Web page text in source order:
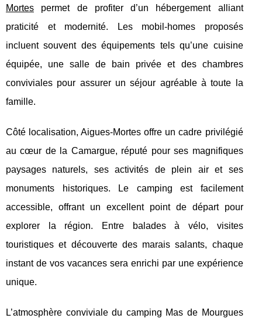
Mortes permet de profiter d’un hébergement alliant
praticité et modernité. Les mobil-homes proposés
incluent souvent des équipements tels qu’une cuisine
équipée, une salle de bain privée et des chambres
conviviales pour assurer un séjour agréable à toute la
famille.
Côté localisation, Aigues-Mortes offre un cadre privilégié
au cœur de la Camargue, réputé pour ses magnifiques
paysages naturels, ses activités de plein air et ses
monuments historiques. Le camping est facilement
accessible, offrant un excellent point de départ pour
explorer la région. Entre balades à vélo, visites
touristiques et découverte des marais salants, chaque
instant de vos vacances sera enrichi par une expérience
unique.
L’atmosphère conviviale du camping Mas de Mourgues